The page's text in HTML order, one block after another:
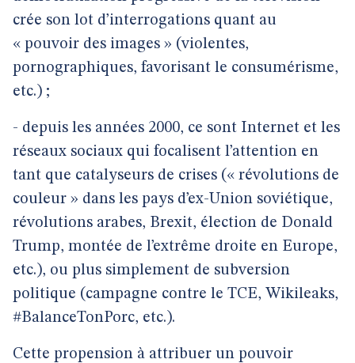
crée son lot d’interrogations quant au
« pouvoir des images » (violentes,
pornographiques, favorisant le consumérisme,
etc.) ;
- depuis les années 2000, ce sont Internet et les
réseaux sociaux qui focalisent l’attention en
tant que catalyseurs de crises (« révolutions de
couleur » dans les pays d’ex-Union soviétique,
révolutions arabes, Brexit, élection de Donald
Trump, montée de l’extrême droite en Europe,
etc.), ou plus simplement de subversion
politique (campagne contre le TCE, Wikileaks,
#BalanceTonPorc, etc.).
Cette propension à attribuer un pouvoir